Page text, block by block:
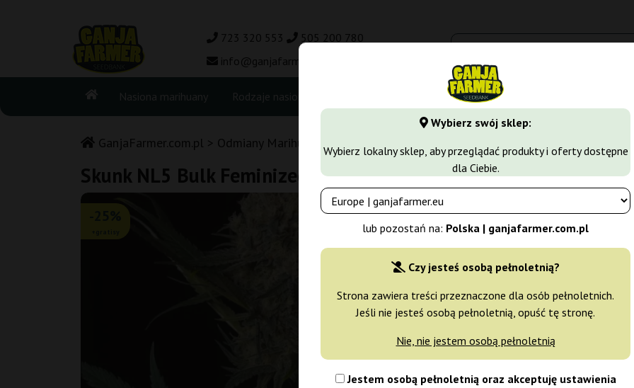
Wybierz swój sklep:
Wybierz lokalny sklep, aby przeglądać produkty i oferty dostępne
dla Ciebie.
lub pozostań na: Polska | ganjafarmer.com.pl
Czy jesteś osobą pełnoletnią?
Strona zawiera treści przeznaczone dla osób pełnoletnich.
Jeśli nie jesteś osobą pełnoletnią, opuść tę stronę.
Nie, nie jestem osobą pełnoletnią
Jestem osobą pełnoletnią oraz akceptuję ustawienia
723 320 553
505 200 780
info@ganjafarmer.com.pl
Nasiona marihuany Rodzaje nasion Odmiany marihuany
GanjaFarmer.com.pl Odmiany Marihuany
Skunk NL5 Bulk Feminized Seeds
Bulk Feminized Seeds
1 nasiono
Wysyłka 24h
3 nasiona
Wysyłka 24h 25%